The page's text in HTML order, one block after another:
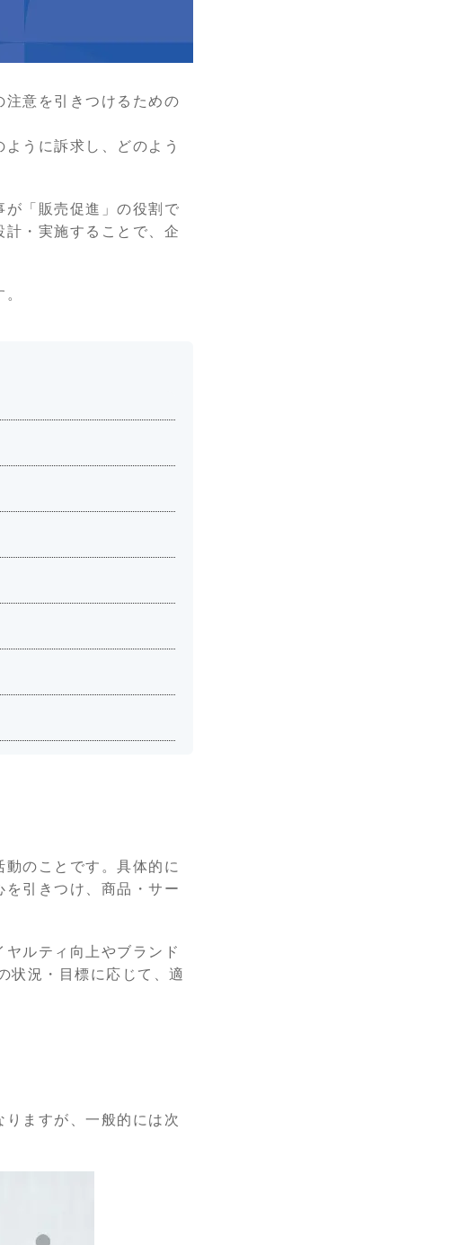
意を引きつけるための
うに訴求し、どのよう
が「販売促進」の役割で
・実施することで、企
のことです。具体的に
引きつけ、商品・サー
ルティ向上やブランド
状況・目標に応じて、適
ますが、一般的には次